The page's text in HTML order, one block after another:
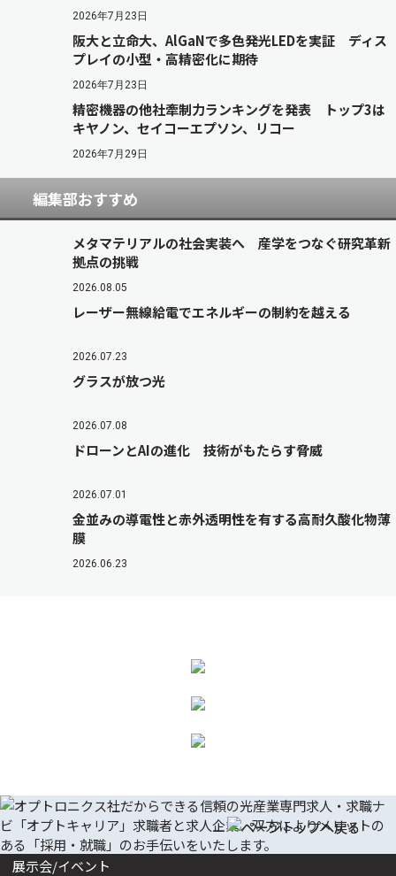
2026年7月23日
阪大と立命大、AlGaNで多色発光LEDを実証 ディス
プレイの小型・高精密化に期待
2026年7月23日
精密機器の他社牽制力ランキングを発表 トップ3は
キヤノン、セイコーエプソン、リコー
2026年7月29日
編集部おすすめ
メタマテリアルの社会実装へ 産学をつなぐ研究革新
拠点の挑戦
2026.08.05
レーザー無線給電でエネルギーの制約を越える
2026.07.23
グラスが放つ光
2026.07.08
ドローンとAIの進化 技術がもたらす脅威
2026.07.01
金並みの導電性と赤外透明性を有する高耐久酸化物薄
膜
2026.06.23
展示会/イベント